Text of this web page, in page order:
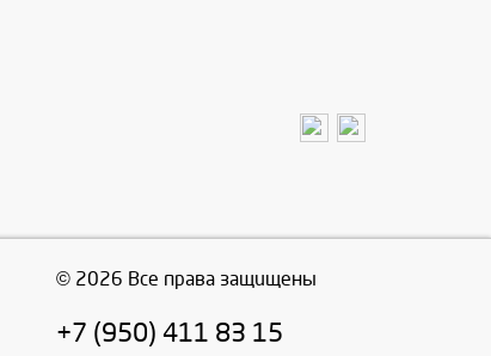
© 2026 Все права защищены
+7 (950) 411 83 15